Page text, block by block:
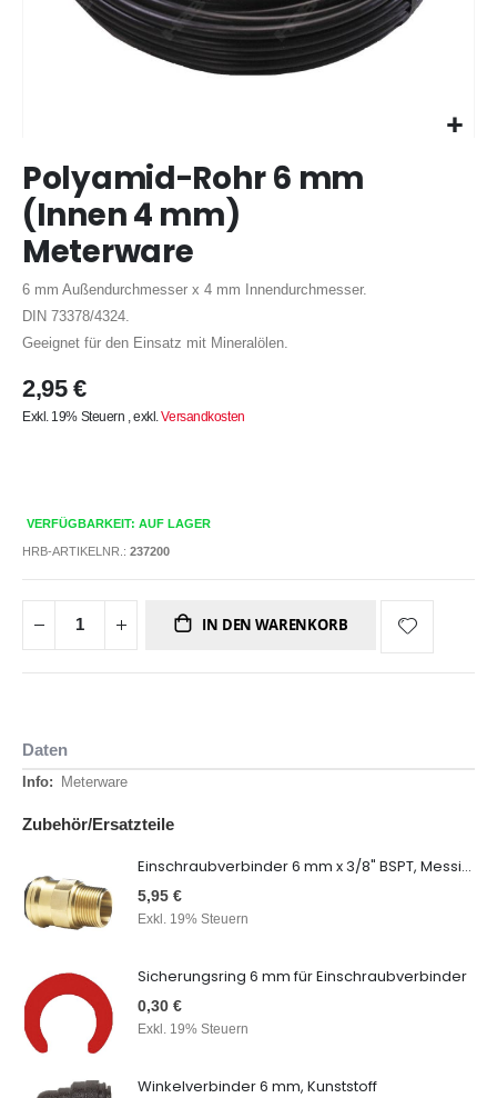
Anfang
der
Bildergalerie
springen
Polyamid-Rohr 6 mm
(Innen 4 mm)
Meterware
6 mm Außendurchmesser x 4 mm Innendurchmesser.
DIN 73378/4324.
Geeignet für den Einsatz mit Mineralölen.
2,95 €
Exkl. 19% Steuern ,exkl.Versandkosten
VERFÜGBARKEIT: AUF LAGER
HRB-ARTIKELNR.: 237200
IN DEN WARENKORB
Daten
Daten Meterware
Zubehör/Ersatzteile
Einschraubverbinder 6 mm x 3/8" BSPT, Messing
5,95 €
Exkl. 19% Steuern
Sicherungsring 6 mm für Einschraubverbinder
0,30 €
Exkl. 19% Steuern
Winkelverbinder 6 mm, Kunststoff